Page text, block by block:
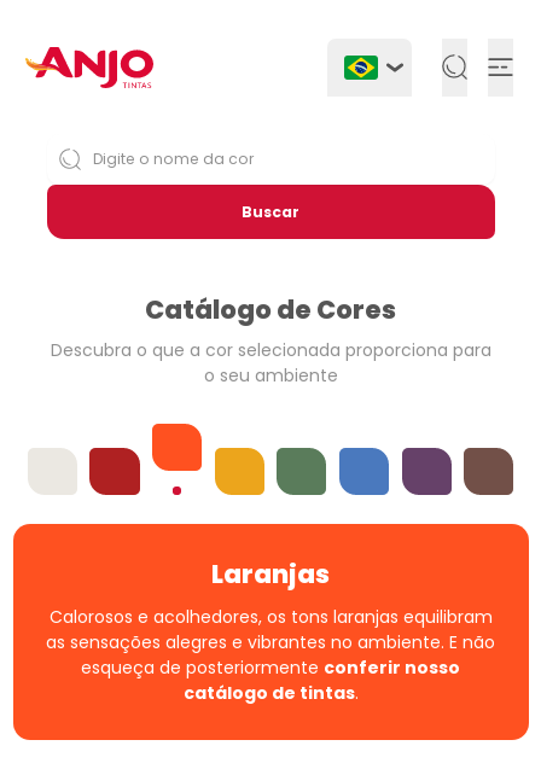
Buscar
Catálogo de Cores
Descubra o que a cor selecionada proporciona para
o seu ambiente
OffwhitesVermelhos
Laranjas
AmarelosVerdesAzuis Violetas
Laranjas
Calorosos e acolhedores, os tons laranjas equilibram
as sensações alegres e vibrantes no ambiente. E não
esqueça de posteriormente conferir nosso
catálogo de tintas.